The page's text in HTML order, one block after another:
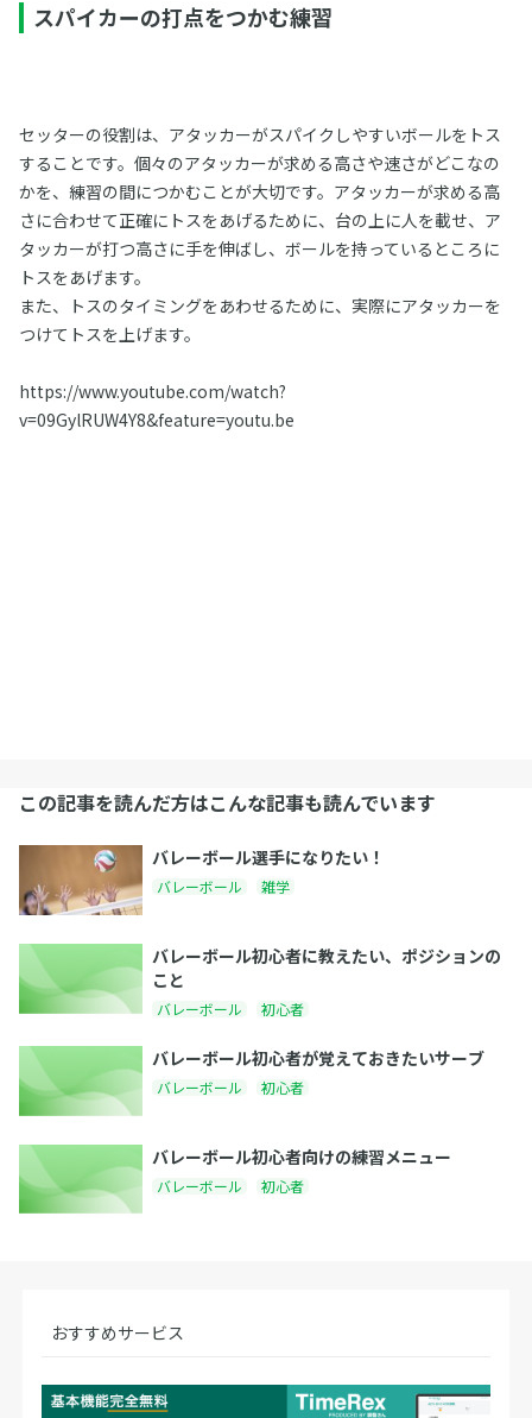
スパイカーの打点をつかむ練習
セッターの役割は、アタッカーがスパイクしやすいボールをトス
することです。個々のアタッカーが求める高さや速さがどこなの
かを、練習の間につかむことが大切です。アタッカーが求める高
さに合わせて正確にトスをあげるために、台の上に人を載せ、ア
タッカーが打つ高さに手を伸ばし、ボールを持っているところに
トスをあげます。
また、トスのタイミングをあわせるために、実際にアタッカーを
つけてトスを上げます。
https://www.youtube.com/watch?
v=09GylRUW4Y8&feature=youtu.be
この記事を読んだ方はこんな記事も読んでいます
バレーボール選手になりたい！
バレーボール 雑学
バレーボール初心者に教えたい、ポジションの
こと
バレーボール 初心者
バレーボール初心者が覚えておきたいサーブ
バレーボール 初心者
バレーボール初心者向けの練習メニュー
バレーボール 初心者
おすすめサービス